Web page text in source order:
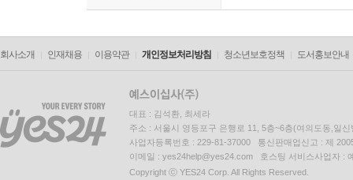
회사소개 인재채용 이용약관 개인정보처리방침 청소년보호정책 도서홍보안내
대표 : 김석환, 최세라
주소 : 서울시 영등포구 은행로 11, 5층~6층(여의도동,일신
사업자등록번호 : 229-81-37000 통신판매업신고 : 제
이메일 : yes24help@yes24.com 호스팅 서비스사업자 :
Copyright ⓒ YES24 Corp. All Rights Reserved.